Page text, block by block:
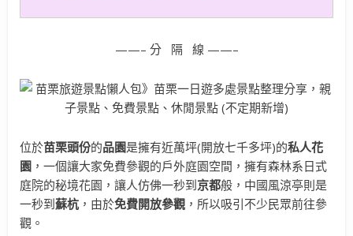
——– 分 隔 線 ——–
位於苗栗頭份的品園是擁有近萬坪(開放七千多坪)的私人花
園 ，一個讓大家免費參觀的戶外庭園空間，擁有森林系日式
庭院的秘境花園，讓人仿佛一秒到京都般，中國風涼亭則是
一秒到蘇杭 ，由於免費開放參觀 ，所以吸引不少民眾前往參
觀。